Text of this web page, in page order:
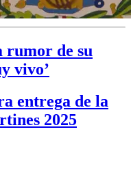
rumor de su
vivo’
entrega de la
2025